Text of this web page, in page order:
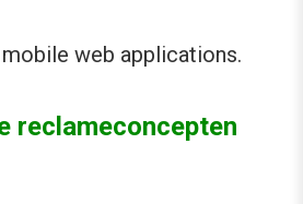
web applications.
reclameconcepten